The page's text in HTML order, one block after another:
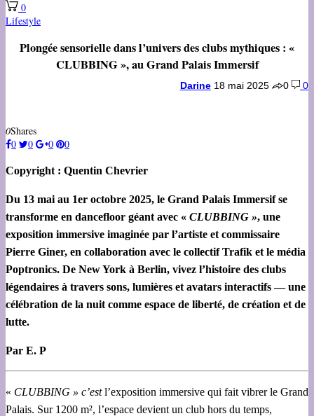
0
Lifestyle
Plongée sensorielle dans l’univers des clubs mythiques : «
CLUBBING », au Grand Palais Immersif
Darine 18 mai 2025 0 0
0Shares
0
0 0 0
Copyright : Quentin Chevrier
Du 13 mai au 1er octobre 2025, le Grand Palais Immersif se
transforme en dancefloor géant avec « CLUBBING », une
exposition immersive imaginée par l’artiste et commissaire
Pierre Giner, en collaboration avec le collectif Trafik et le média
Poptronics. De New York à Berlin, vivez l’histoire des clubs
légendaires à travers sons, lumières et avatars interactifs — une
célébration de la nuit comme espace de liberté, de création et de
lutte.
Par E. P
« CLUBBING » c’estl’exposition immersive qui fait vibrer le Grand
Palais. Sur 1200 m², l’espace devient un club hors du temps,